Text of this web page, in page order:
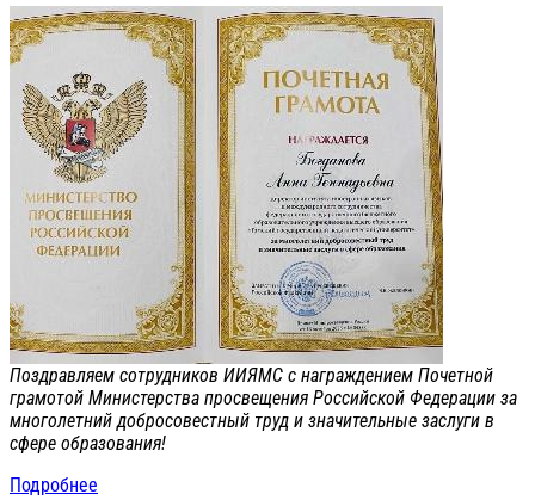
Поздравляем сотрудников ИИЯМС с награждением Почетной
грамотой Министерства просвещения Российской Федерации за
многолетний добросовестный труд и значительные заслуги в
сфере образования!
Подробнее